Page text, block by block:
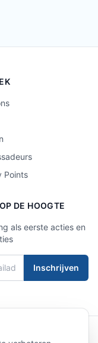
Points
DE HOOGTE
als eerste acties en
Inschrijven
review achter